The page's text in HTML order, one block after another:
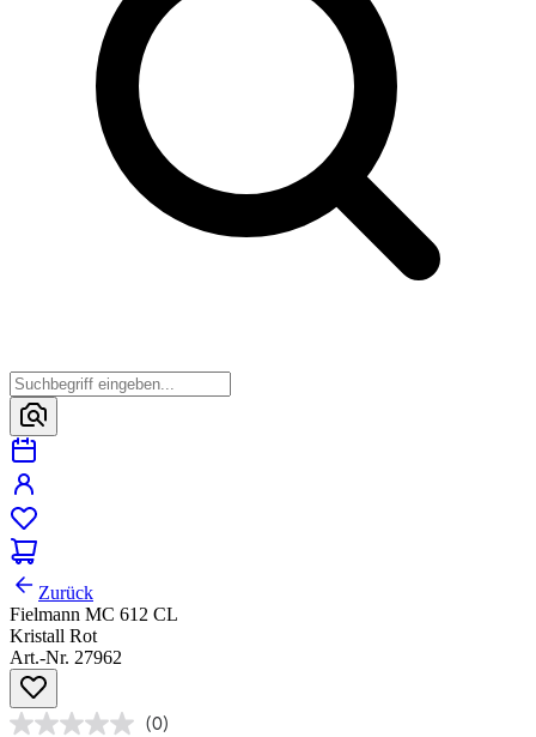
Zurück
Fielmann MC 612 CL
Kristall Rot
Art.-Nr. 27962
(0)